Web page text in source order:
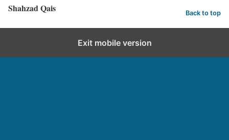
Shahzad Qais Back to top
Exit mobile version